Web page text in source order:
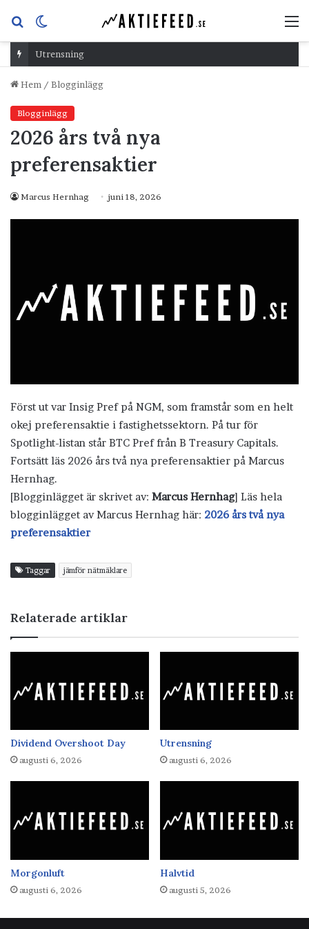
Sök
efterskin
Utrensning
Hem / Blogginlägg
Blogginlägg
2026 års två nya
preferensaktier
Marcus Hernhag juni 18, 2026
Först ut var Insig Pref på NGM, som framstår som en helt
okej preferensaktie i fastighetssektorn. På tur för
Spotlight-listan står BTC Pref från B Treasury Capitals.
Fortsätt läs 2026 års två nya preferensaktier på Marcus
Hernhag.
[Blogginlägget är skrivet av: Marcus Hernhag] Läs hela
blogginlägget av Marcus Hernhag här: 2026 års två nya
preferensaktier
Taggar jämför nätmäklare
Relaterade artiklar
Dividend Overshoot Day
augusti 6, 2026
Utrensning
augusti 6, 2026
Morgonluft
augusti 6, 2026
Halvtid
augusti 5, 2026